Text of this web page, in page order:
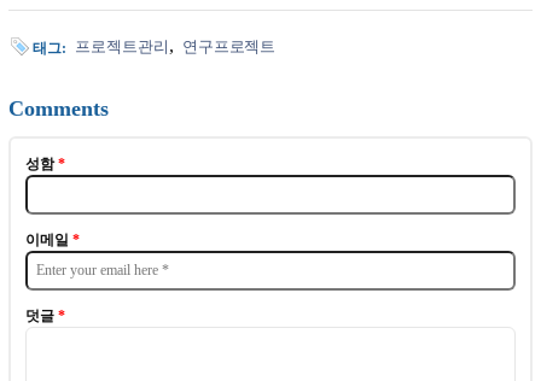
태그: 프로젝트관리 연구프로젝트
Comments
성함*
이메일 *
덧글 *